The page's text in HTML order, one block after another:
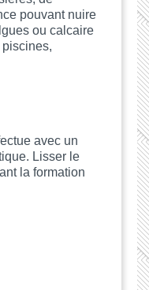
pouvant nuire
ou calcaire
avec un
Lisser le
la formation